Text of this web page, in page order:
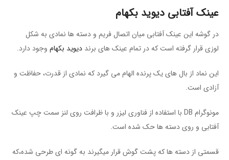
عینک آفتابی دیوید بکهام
در گوشه این عینک آفتابی میان اتصال فریم و دسته ها نمادی به شکل
لوزی قرار گرفته است که در تمام عینک های برند دیوید بکهام وجود دارد.
این نماد از بال های یک پرنده الهام می گیرد که نمادی از قدرت، حفاظت و
آزادی است.
مونوگرام DB با استفاده از فناوری لیزر و با ظرافت روی لنز سمت چپ عینک
آفتابی و روی دسته ها حک شده است.
قسمتی از دسته ها که پشت گوش قرار میگیرند به گونه ای طرحی شده،که